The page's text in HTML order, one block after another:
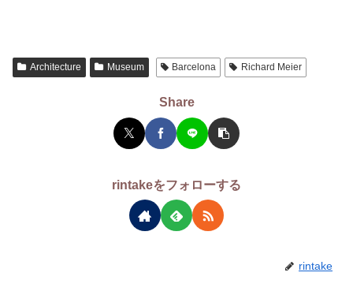
Architecture Museum Barcelona Richard Meier
Share
rintakeをフォローする
rintake